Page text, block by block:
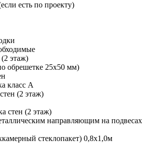
есть по проекту)
этаж)
обрешетке 25х50 мм)
класс А
(2 этаж)
стен (2 этаж)
направляющим на подвесах
стеклопакет) 0,8х1,0м